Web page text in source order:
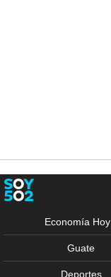
Economía Hoy
Guate
Deportes